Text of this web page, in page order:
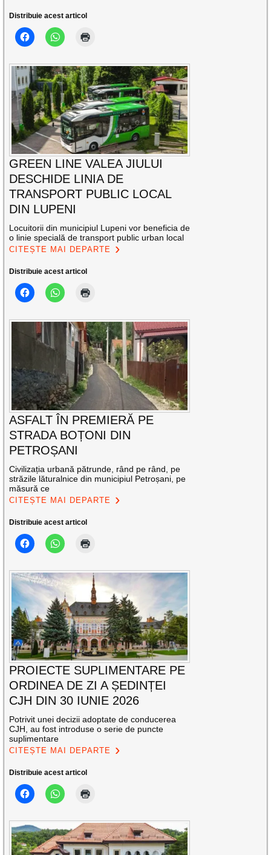
Distribuie acest articol
GREEN LINE VALEA JIULUI
DESCHIDE LINIA DE
TRANSPORT PUBLIC LOCAL
DIN LUPENI
Locuitorii din municipiul Lupeni vor beneficia de
o linie specială de transport public urban local
CITEȘTE MAI DEPARTE
Distribuie acest articol
ASFALT ÎN PREMIERĂ PE
STRADA BOȚONI DIN
PETROȘANI
Civilizația urbană pătrunde, rând pe rând, pe
străzile lăturalnice din municipiul Petroșani, pe
măsură ce
CITEȘTE MAI DEPARTE
Distribuie acest articol
PROIECTE SUPLIMENTARE PE
ORDINEA DE ZI A ȘEDINȚEI
CJH DIN 30 IUNIE 2026
Potrivit unei decizii adoptate de conducerea
CJH, au fost introduse o serie de puncte
suplimentare
CITEȘTE MAI DEPARTE
Distribuie acest articol